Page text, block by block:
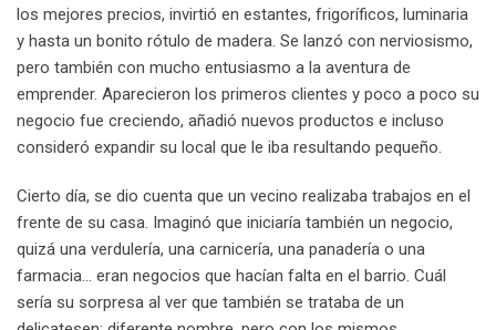
los mejores precios, invirtió en estantes, frigoríficos, luminaria
y hasta un bonito rótulo de madera. Se lanzó con nerviosismo,
pero también con mucho entusiasmo a la aventura de
emprender. Aparecieron los primeros clientes y poco a poco su
negocio fue creciendo, añadió nuevos productos e incluso
consideró expandir su local que le iba resultando pequeño.
Cierto día, se dio cuenta que un vecino realizaba trabajos en el
frente de su casa. Imaginó que iniciaría también un negocio,
quizá una verdulería, una carnicería, una panadería o una
farmacia… eran negocios que hacían falta en el barrio. Cuál
sería su sorpresa al ver que también se trataba de un